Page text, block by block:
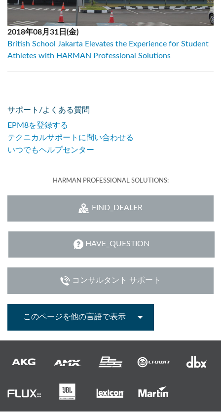
2018年08月31日(金)
British School Jakarta Elevates the Experience for Student
Athletes with HARMAN Professional Solutions
サポート/よくある質問
EPM8を登録する
テクニカルサポートに問い合わせる
いつでもヘルプセンター
HARMAN PROFESSIONAL SOLUTIONS:
FIND_DEALER
HAVE_QUESTION
コンサルタント サポート
このページを他の言語で表示